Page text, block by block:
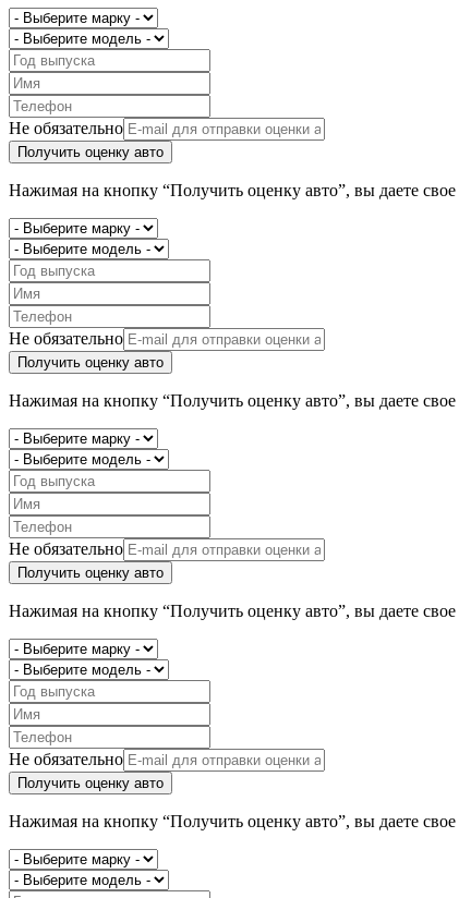
Не обязательно
Получить оценку авто
Нажимая на кнопку “Получить оценку авто”, вы даете свое
Не обязательно
Получить оценку авто
Нажимая на кнопку “Получить оценку авто”, вы даете свое
Не обязательно
Получить оценку авто
Нажимая на кнопку “Получить оценку авто”, вы даете свое
Не обязательно
Получить оценку авто
Нажимая на кнопку “Получить оценку авто”, вы даете свое